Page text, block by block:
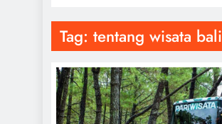
Tag: tentang wisata bali